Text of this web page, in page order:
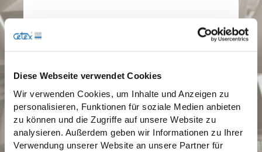
Diese Webseite verwendet Cookies
Wir verwenden Cookies, um Inhalte und Anzeigen zu
personalisieren, Funktionen für soziale Medien anbieten
zu können und die Zugriffe auf unsere Website zu
analysieren. Außerdem geben wir Informationen zu Ihrer
Verwendung unserer Website an unsere Partner für